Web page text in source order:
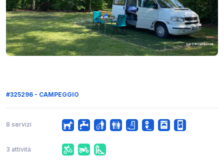
#325296 - CAMPEGGIO
8 servizi
3 attività